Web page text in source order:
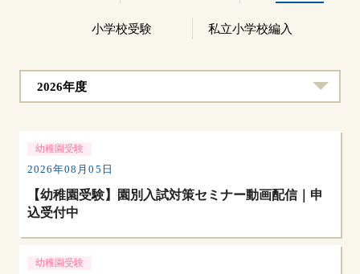
小学校受験 私立小学校編入
幼稚園受験
2026年08月05日
【幼稚園受験】園別入試対策セミナー動画配信｜申
込受付中
幼稚園受験